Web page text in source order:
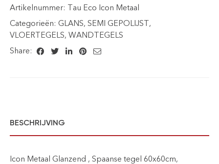
Artikelnummer: Tau Eco Icon Metaal
Categorieën: GLANS, SEMI GEPOLIJST,
VLOERTEGELS, WANDTEGELS
Share:
BESCHRIJVING
Icon Metaal Glanzend , Spaanse tegel 60x60cm,